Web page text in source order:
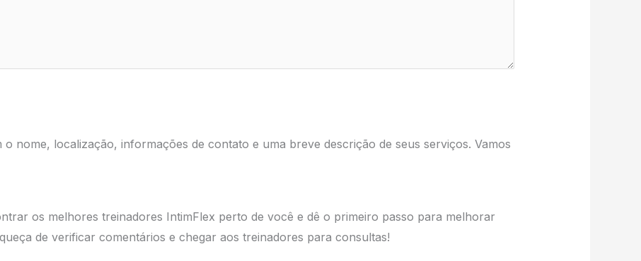
nome, localização, informações de contato e uma breve descrição de seus serviços. Vamos
os melhores treinadores IntimFlex perto de você e dê o primeiro passo para melhorar
de verificar comentários e chegar aos treinadores para consultas!